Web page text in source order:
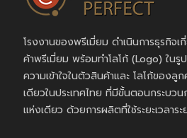
โรงงานของพรีเมี่ยม ดำเนินการธุรกิจ
ค้าพรีเมี่ยม พร้อมทำโลโก้ (Logo) ใน
ความเข้าใจในตัวสินค้าและ โลโก้ของลูก
เดียวในประเทศไทย ที่มีขั้นตอนกระบวน
แห่งเดียว ด้วยการผลิตที่ใช้ระยะเวลาระ